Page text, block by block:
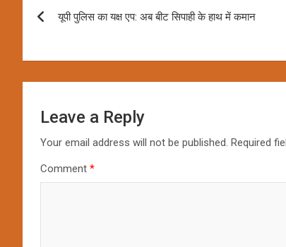
navigation
यूपी पुलिस का यक्ष एप: अब बीट सिपाही के हाथ में कमान
Leave a Reply
Your email address will not be published. Required
Comment *